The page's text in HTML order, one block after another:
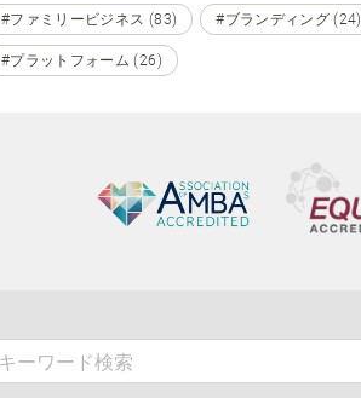
#ファミリービジネス (83) #ブランディング (24)
#プラットフォーム (26)